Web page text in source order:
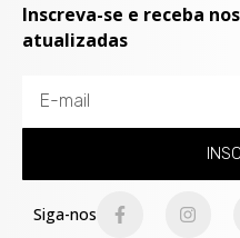
Inscreva-se e receba
atualizadas
Siga-nos